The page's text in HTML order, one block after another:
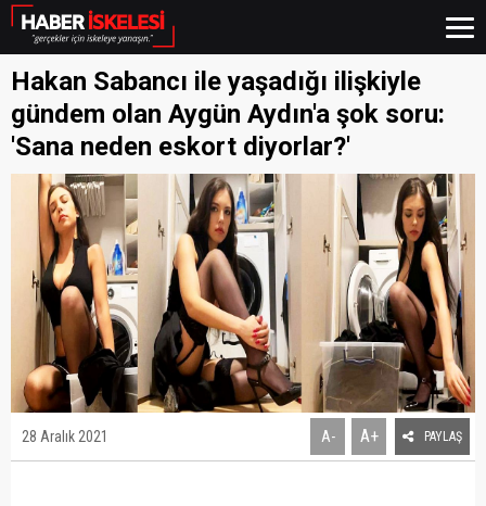
Hakan Sabancı ile yaşadığı ilişkiyle
gündem olan Aygün Aydın'a şok soru:
'Sana neden eskort diyorlar?'
28 Aralık 2021 A- A+ PAYLAŞ